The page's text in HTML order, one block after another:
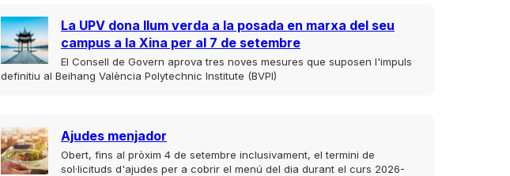
La UPV dona llum verda a la posada en marxa del seu
campus a la Xina per al 7 de setembre
El Consell de Govern aprova tres noves mesures que suposen l'impuls
definitiu al Beihang València Polytechnic Institute (BVPI)
Ajudes menjador
Obert, fins al pròxim 4 de setembre inclusivament, el termini de
sol·licituds d'ajudes per a cobrir el menú del dia durant el curs 2026-